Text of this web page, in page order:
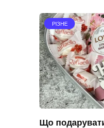
РІЗНЕ
Що